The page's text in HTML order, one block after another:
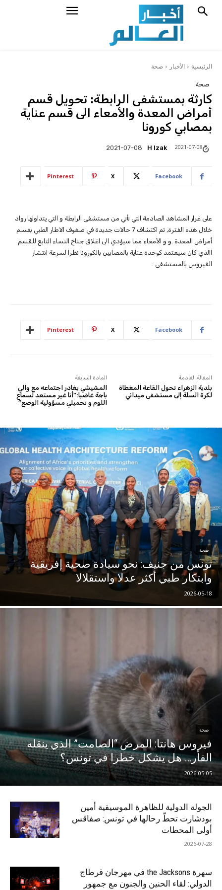
الرئيسية الأخبار صحة
صحة
كارثة بمستشفى الرابطة: تحويل قسم
أمراض المعدة والأمعاء الى قسم عناية
بمصابي كورونا
H Izak
2021-07-08 2021-07-08
Facebook
X
Pinterest
على غرار المشاهد الصادمة التي تأتي من مستشفى الرابطة و التي يتداولها رواد
خلال هذه الفترة, تم اكتشاف 7 حالات جديدة في صغوف الاطار الطبي بقسم
أمراض المعدة .و و الأمعاء مما سيؤدي الى اغلاق جناح النساء التابع للقسم
االذي كان سيعتمد كوحدة عناية بالمصابين بالكورونا نظرا لسرعة انتشار
الفيروس بالمستشفى .
Facebook
X
Pinterest
المادة السابقة
المشيشي يغادر اجتماعه مع والي
باجة غاضبا:”أنا غير مستعد لسماع
اللوم و تحميلي مسؤولية الوضع”
المقالة القادمة
بلدية الزهراء تحول القاعة المغطاة
لكرة السلة إلى مستشفى ميداني
صحة
تونس من جنيف: نحو سيادة صحية إفريقية
وابتكار طبي أكثر عدلا واستقلالا
2026-05-18
صحة
فيروس هانتا: المرض “الصامت” الذي ينقله
الفأر… هل يشكل خطرا في تونس؟
2026-05-05
الجولة الدولية للظاهرة الموسيقية أمين
بودشارت تحطّ رحالها في تونس: صفاقس
أولى المحطات
2026-07-28
سهرة the Jacksons في مهرجان قرطاج
الدولي: لقاء الحنين والجنون مع جمهور